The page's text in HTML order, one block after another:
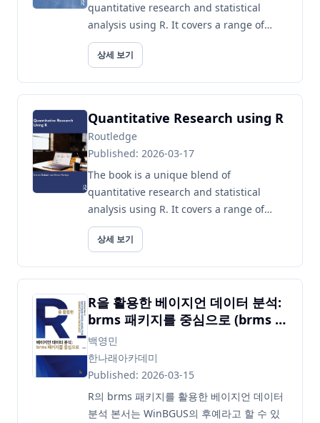
quantitative research and statistical
analysis using R. It covers a range of
statistical techniques applicable to cross-
sectional data in the backdrop...
상세 보기
Quantitative Research using R
Routledge
Published: 2026-03-17
The book is a unique blend of
quantitative research and statistical
analysis using R. It covers a range of
statistical techniques applicable to cross-
sectional data in the backdrop...
상세 보기
R을 활용한 베이지언 데이터 분석:
brms 패키지를 중심으로 (brms 패
키지를 중심으로)
백영민
한나래아카데미
Published: 2026-03-15
R의 brms 패키지를 활용한 베이지언 데이터
분석 본서는 WinBGUS의 후예라고 할 수 있